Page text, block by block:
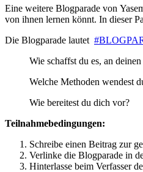
Eine weitere Blogparade von
von ihnen lernen könnt. In dieser
Die Blogparade lautet
Wie schaffst du es, an
Welche Methoden wendest
Wie bereitest du dich vor?
Teilnahmebedingungen:
Schreibe einen Beitrag zur
Verlinke die Blogparade in
Hinterlasse beim Verfasser